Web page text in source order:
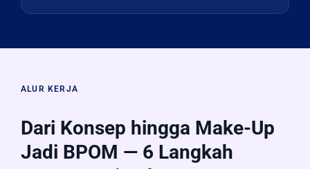
ALUR KERJA
Dari Konsep hingga Make-Up
Jadi BPOM — 6 Langkah